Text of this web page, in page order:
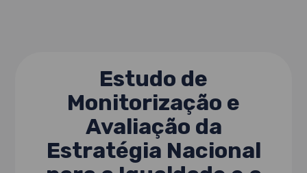
Estudo de
Monitorização e
Avaliação da
Estratégia Nacional